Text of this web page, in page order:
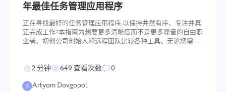
हिन्दी
Italiano
中文 (中国)
年最佳任务管理应用程序
正在寻找最好的任务管理应用程序,以保持井然有序、专注并真
正完成工作?本指南为想要更多清晰度而不是更多噪音的自由职
业者、初创公司创始人和远程团队比较各种工具。无论您需要
—— 找到适合您工作方式的工具。 TL;DR 顶级任务管理应用程
Sunsama
2 分钟 649 查看次数
0
Artyom Dovgopol
看板
在看板上管理任务，筛选任务并扩大您的看板
项目管理
在一个地方管理项目信息（状态/标签）和团队活动